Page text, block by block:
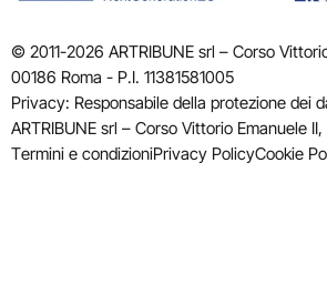
© 2011-2026 ARTRIBUNE srl – Corso
00186 Roma - P.I. 11381581005
Privacy: Responsabile della protezione dei
ARTRIBUNE srl – Corso Vittorio Emanuele
Termini e condizioniPrivacy PolicyCookie